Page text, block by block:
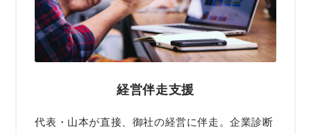
経営伴走支援
代表・山本が直接、御社の経営に伴走。企業診断